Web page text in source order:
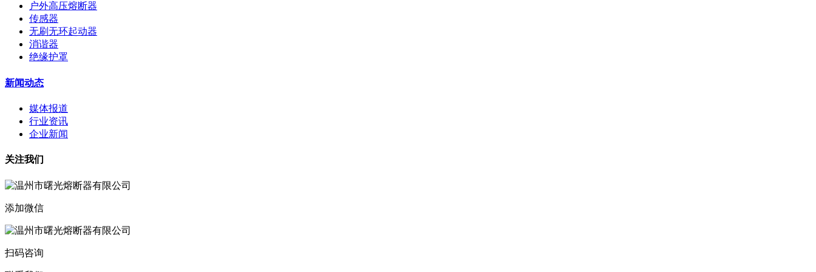
户外高压熔断器
传感器
无刷无环起动器
消谐器
绝缘护罩
新闻动态
媒体报道
行业资讯
企业新闻
关注我们
添加微信
扫码咨询